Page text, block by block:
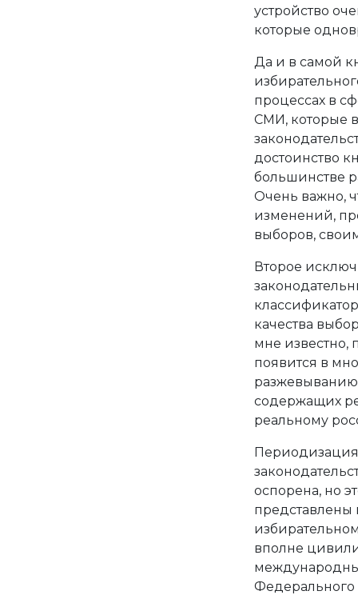
устройство
которые
Да и в самой
процессах в
СМИ, которые
достоинство
большинстве
Очень важно,
изменений,
выборов,
Второе
качества
мне известно,
появится в
разжевыванию
содержащих
реальному
оспорена, но
представлены
вполне
Федерального